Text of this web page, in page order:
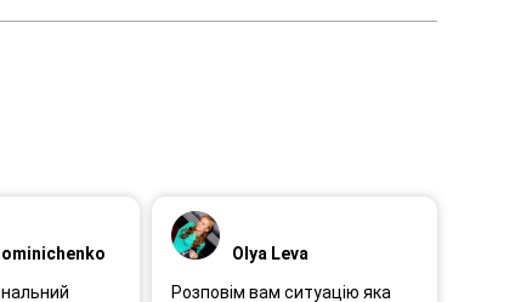
Olya Leva
Розповім вам ситуацію яка